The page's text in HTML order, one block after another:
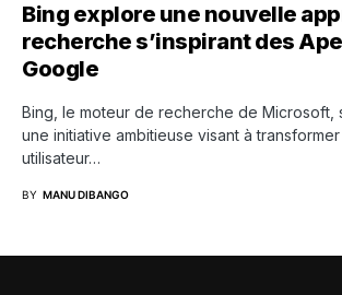
Bing explore une nouvelle
recherche s’inspirant des
Google
Bing, le moteur de recherche de Microsoft,
une initiative ambitieuse visant à
utilisateur…
BY MANU DIBANGO